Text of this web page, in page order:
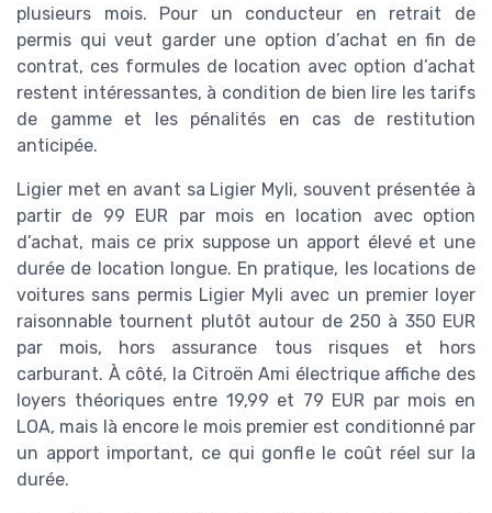
plusieurs mois. Pour un conducteur en retrait de
permis qui veut garder une option d’achat en fin de
contrat, ces formules de location avec option d’achat
restent intéressantes, à condition de bien lire les tarifs
de gamme et les pénalités en cas de restitution
anticipée.
Ligier met en avant sa Ligier Myli, souvent présentée à
partir de 99 EUR par mois en location avec option
d’achat, mais ce prix suppose un apport élevé et une
durée de location longue. En pratique, les locations de
voitures sans permis Ligier Myli avec un premier loyer
raisonnable tournent plutôt autour de 250 à 350 EUR
par mois, hors assurance tous risques et hors
carburant. À côté, la Citroën Ami électrique affiche des
loyers théoriques entre 19,99 et 79 EUR par mois en
LOA, mais là encore le mois premier est conditionné par
un apport important, ce qui gonfle le coût réel sur la
durée.